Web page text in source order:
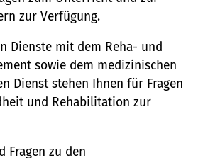
zur Verfügung.
Dienste mit dem Reha- und
sowie dem medizinischen
Dienst stehen Ihnen für Fragen
und Rehabilitation zur
Fragen zu den